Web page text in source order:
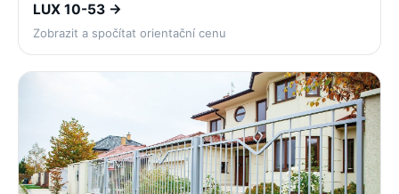
LUX 10-53 →
Zobrazit a spočítat orientační cenu